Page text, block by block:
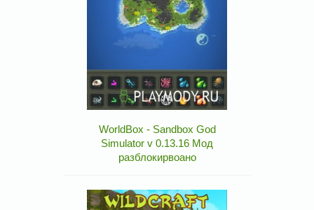
WorldBox - Sandbox God
Simulator v 0.13.16 Мод
разблокирвоано